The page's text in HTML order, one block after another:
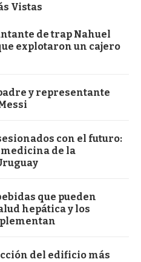
Vistas
de trap Nahuel
explotaron un cajero
y representante
con el futuro:
medicina de la
que pueden
hepática y los
del edificio más